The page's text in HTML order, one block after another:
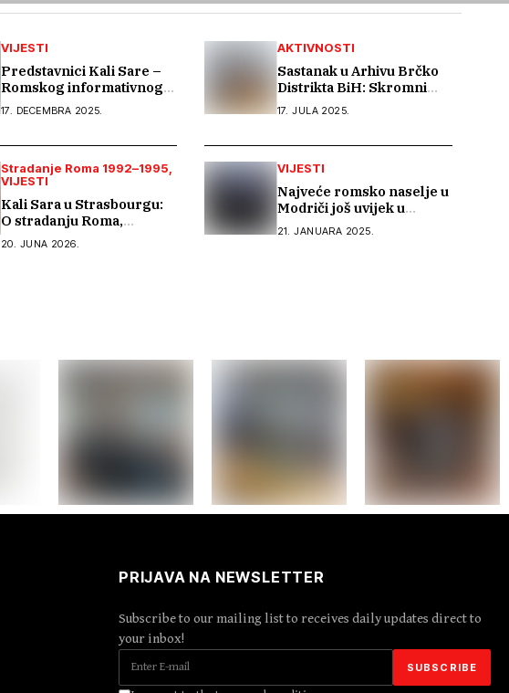
VIJESTI
Predstavnici Kali Sare –
Romskog informativnog
centra učestvovali na
uvodnom konsultacijskom
ravnopravnosti i
socijalnoj zaštiti
17. DECEMBRA 2025.
AKTIVNOSTI
Sastanak u Arhivu Brčko
Distrikta BiH: Skromni
kapaciteti, ali spremnost
na saradnju u istraživanju
17. JULA 2025.
Stradanje Roma 1992–1995
VIJESTI
Kali Sara u Strasbourgu:
O stradanju Roma,
antigipsizmu i borbi protiv
govora mržnje
20. JUNA 2026.
VIJESTI
Najveće romsko naselje u
Modriči još uvijek u
mraku: Mještani
Stražarevca traže bolju
21. JANUARA 2025.
PRIJAVA NA NEWSLETTER
Subscribe to our mailing list to receives daily updates direct to
your inbox!